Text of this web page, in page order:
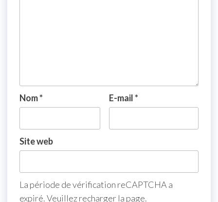
Nom* E-mail*
Site web
La période de vérification reCAPTCHA a
expiré. Veuillez recharger la page.